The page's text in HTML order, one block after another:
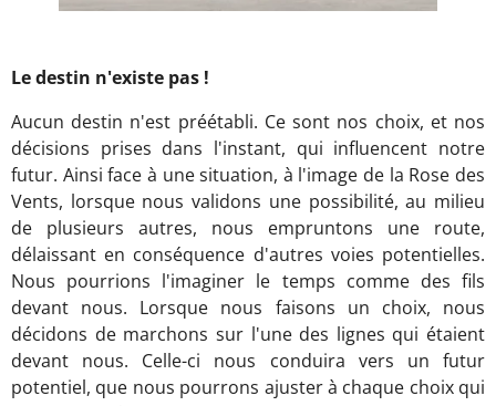
Le destin n'existe pas !
Aucun destin n'est préétabli. Ce sont nos choix, et nos
décisions prises dans l'instant, qui influencent notre
futur. Ainsi face à une situation, à l'image de la Rose des
Vents, lorsque nous validons une possibilité, au milieu
de plusieurs autres, nous empruntons une route,
délaissant en conséquence d'autres voies potentielles.
Nous pourrions l'imaginer le temps comme des fils
devant nous. Lorsque nous faisons un choix, nous
décidons de marchons sur l'une des lignes qui étaient
devant nous. Celle-ci nous conduira vers un futur
potentiel, que nous pourrons ajuster à chaque choix qui